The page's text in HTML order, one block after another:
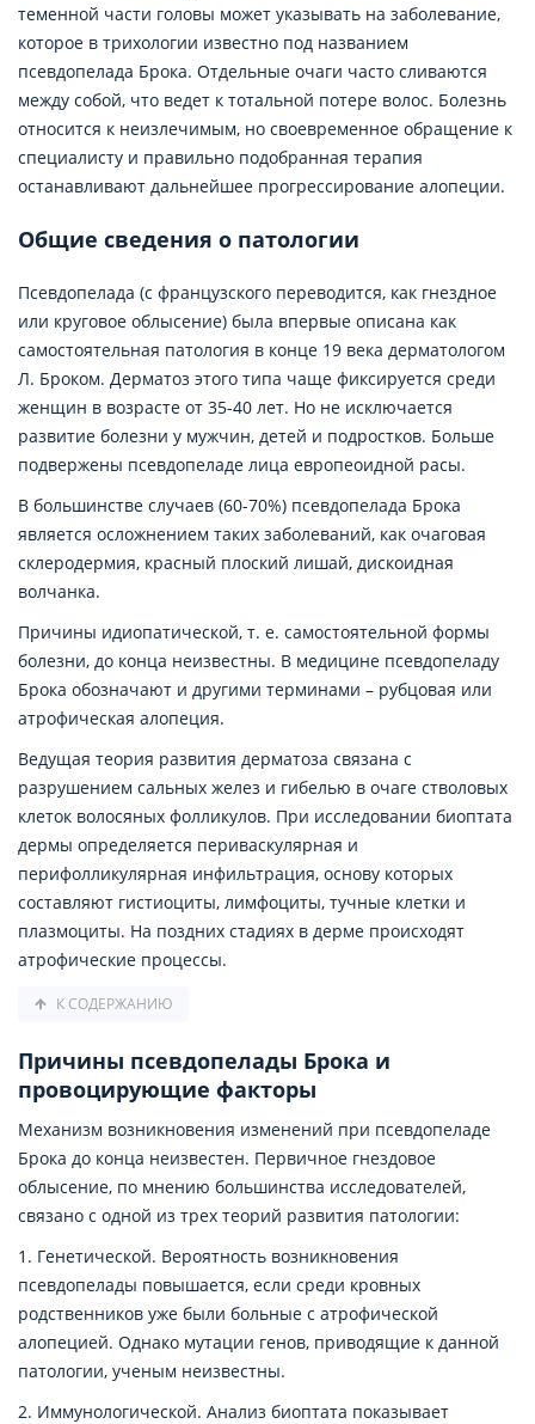
теменной части головы может указывать на заболевание,
которое в трихологии известно под названием
псевдопелада Брока. Отдельные очаги часто сливаются
между собой, что ведет к тотальной потере волос. Болезнь
относится к неизлечимым, но своевременное обращение к
специалисту и правильно подобранная терапия
останавливают дальнейшее прогрессирование алопеции.
Общие сведения о патологии
Псевдопелада (с французского переводится, как гнездное
или круговое облысение) была впервые описана как
самостоятельная патология в конце 19 века дерматологом
Л. Броком. Дерматоз этого типа чаще фиксируется среди
женщин в возрасте от 35-40 лет. Но не исключается
развитие болезни у мужчин, детей и подростков. Больше
подвержены псевдопеладе лица европеоидной расы.
В большинстве случаев (60-70%) псевдопелада Брока
является осложнением таких заболеваний, как очаговая
склеродермия, красный плоский лишай, дискоидная
волчанка.
Причины идиопатической, т. е. самостоятельной формы
болезни, до конца неизвестны. В медицине псевдопеладу
Брока обозначают и другими терминами – рубцовая или
атрофическая алопеция.
Ведущая теория развития дерматоза связана с
разрушением сальных желез и гибелью в очаге стволовых
клеток волосяных фолликулов. При исследовании биоптата
дермы определяется периваскулярная и
перифолликулярная инфильтрация, основу которых
составляют гистиоциты, лимфоциты, тучные клетки и
плазмоциты. На поздних стадиях в дерме происходят
атрофические процессы.
К СОДЕРЖАНИЮ
Причины псевдопелады Брока и
провоцирующие факторы
Механизм возникновения изменений при псевдопеладе
Брока до конца неизвестен. Первичное гнездовое
облысение, по мнению большинства исследователей,
связано с одной из трех теорий развития патологии:
1. Генетической. Вероятность возникновения
псевдопелады повышается, если среди кровных
родственников уже были больные с атрофической
алопецией. Однако мутации генов, приводящие к данной
патологии, ученым неизвестны.
2. Иммунологической. Анализ биоптата показывает